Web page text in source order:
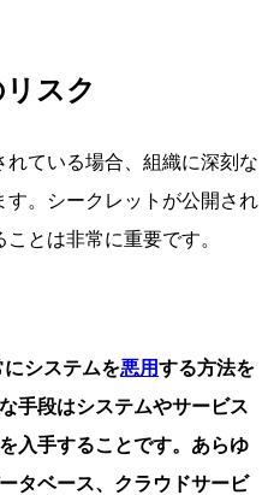
スク
ている場合、組織に深刻な
。シークレットが公開され
とは非常に重要です。
システムを悪用する方法を
手段はシステムやサービス
入手することです。あらゆ
タベース、クラウドサービ